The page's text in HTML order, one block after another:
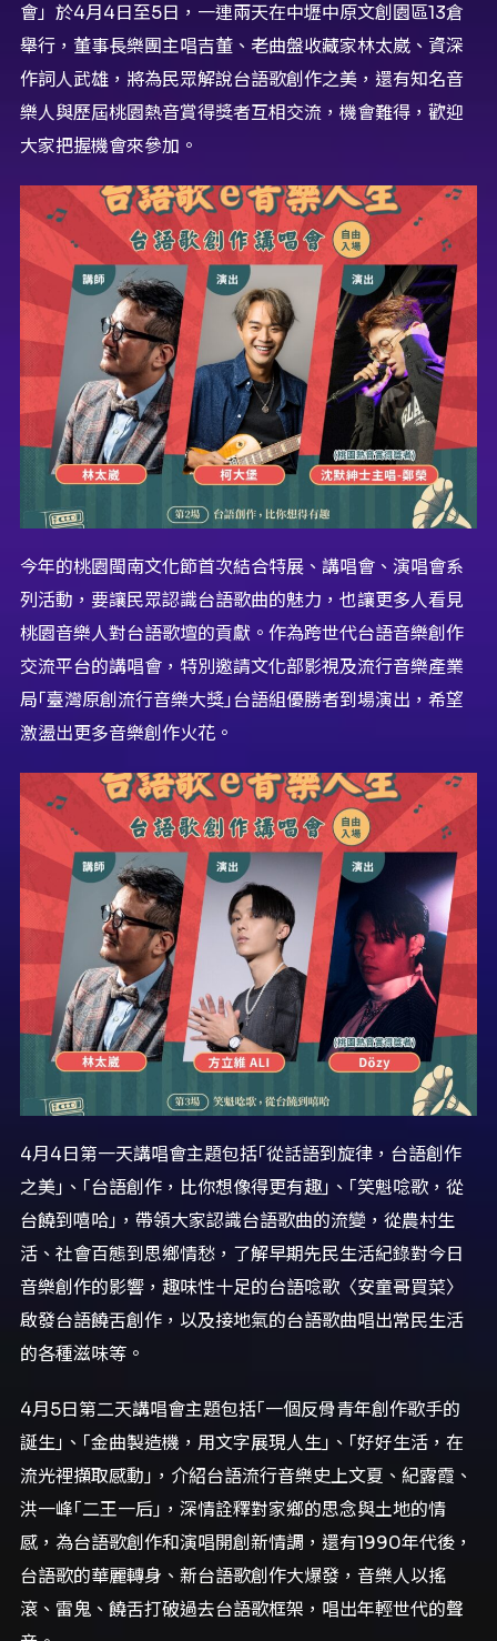
會」於4月4日至5日，一連兩天在中壢中原文創園區13倉
舉行，董事長樂團主唱吉董、老曲盤收藏家林太崴、資深
作詞人武雄，將為民眾解說台語歌創作之美，還有知名音
樂人與歷屆桃園熱音賞得獎者互相交流，機會難得，歡迎
大家把握機會來參加。
今年的桃園閩南文化節首次結合特展、講唱會、演唱會系
列活動，要讓民眾認識台語歌曲的魅力，也讓更多人看見
桃園音樂人對台語歌壇的貢獻。作為跨世代台語音樂創作
交流平台的講唱會，特別邀請文化部影視及流行音樂產業
局｢臺灣原創流行音樂大獎｣台語組優勝者到場演出，希望
激盪出更多音樂創作火花。
4月4日第一天講唱會主題包括｢從話語到旋律，台語創作
之美｣、｢台語創作，比你想像得更有趣｣、｢笑魁唸歌，從
台饒到嘻哈｣，帶領大家認識台語歌曲的流變，從農村生
活、社會百態到思鄉情愁，了解早期先民生活紀錄對今日
音樂創作的影響，趣味性十足的台語唸歌〈安童哥買菜〉
啟發台語饒舌創作，以及接地氣的台語歌曲唱出常民生活
的各種滋味等。
4月5日第二天講唱會主題包括｢一個反骨青年創作歌手的
誕生｣、｢金曲製造機，用文字展現人生｣、｢好好生活，在
流光裡擷取感動｣，介紹台語流行音樂史上文夏、紀露霞、
洪一峰｢二王一后｣，深情詮釋對家鄉的思念與土地的情
感，為台語歌創作和演唱開創新情調，還有1990年代後，
台語歌的華麗轉身、新台語歌創作大爆發，音樂人以搖
滾、雷鬼、饒舌打破過去台語歌框架，唱出年輕世代的聲